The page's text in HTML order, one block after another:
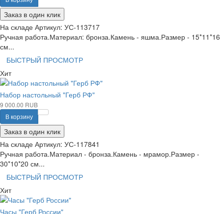
Заказ в один клик
На складе Артикул: УС-113717
Ручная работа.Материал: бронза.Камень - яшма.Размер - 15*11*16
см...
БЫСТРЫЙ ПРОСМОТР
Хит
Набор настольный "Герб РФ"
9 000.00 RUB
В корзину
Заказ в один клик
На складе Артикул: УС-117841
Ручная работа.Материал - бронза.Камень - мрамор.Размер -
30*10*20 см...
БЫСТРЫЙ ПРОСМОТР
Хит
Часы "Герб России"